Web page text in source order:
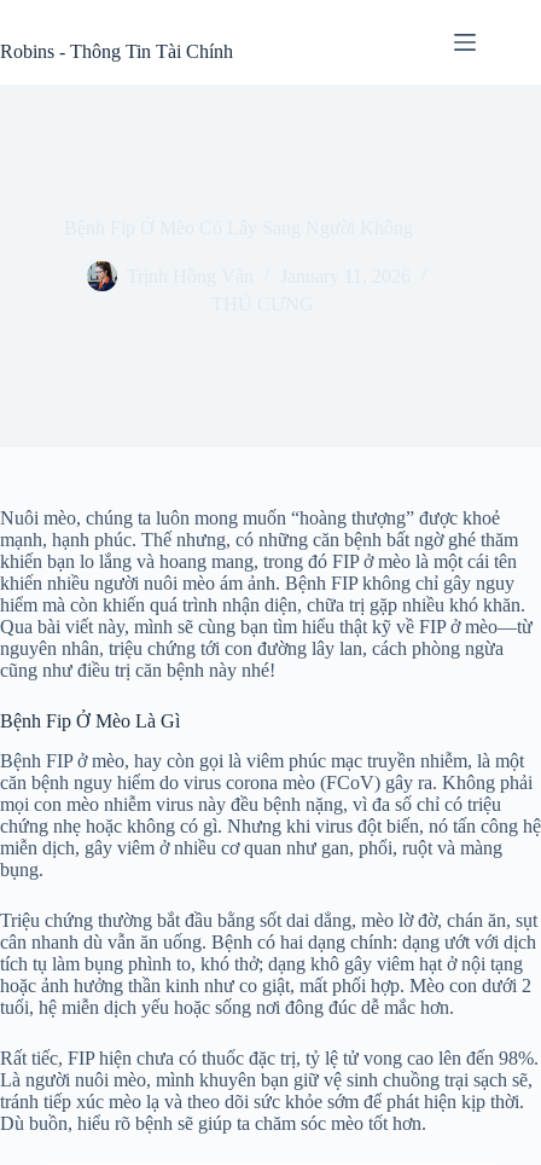
content
Robins - Thông Tin Tài Chính
Nuôi mèo, chúng ta luôn mong muốn “hoàng thượng” được khoẻ
mạnh, hạnh phúc. Thế nhưng, có những căn bệnh bất ngờ ghé thăm
khiến bạn lo lắng và hoang mang, trong đó FIP ở mèo là một cái tên
khiến nhiều người nuôi mèo ám ảnh. Bệnh FIP không chỉ gây nguy
hiểm mà còn khiến quá trình nhận diện, chữa trị gặp nhiều khó khăn.
Qua bài viết này, mình sẽ cùng bạn tìm hiểu thật kỹ về FIP ở mèo—từ
nguyên nhân, triệu chứng tới con đường lây lan, cách phòng ngừa
cũng như điều trị căn bệnh này nhé!
Bệnh Fip Ở Mèo Là Gì
Bệnh FIP ở mèo, hay còn gọi là viêm phúc mạc truyền nhiễm, là một
căn bệnh nguy hiểm do virus corona mèo (FCoV) gây ra. Không phải
mọi con mèo nhiễm virus này đều bệnh nặng, vì đa số chỉ có triệu
chứng nhẹ hoặc không có gì. Nhưng khi virus đột biến, nó tấn công hệ
miễn dịch, gây viêm ở nhiều cơ quan như gan, phổi, ruột và màng
bụng.
Triệu chứng thường bắt đầu bằng sốt dai dẳng, mèo lờ đờ, chán ăn, sụt
cân nhanh dù vẫn ăn uống. Bệnh có hai dạng chính: dạng ướt với dịch
tích tụ làm bụng phình to, khó thở; dạng khô gây viêm hạt ở nội tạng
hoặc ảnh hưởng thần kinh như co giật, mất phối hợp. Mèo con dưới 2
tuổi, hệ miễn dịch yếu hoặc sống nơi đông đúc dễ mắc hơn.
Rất tiếc, FIP hiện chưa có thuốc đặc trị, tỷ lệ tử vong cao lên đến 98%.
Là người nuôi mèo, mình khuyên bạn giữ vệ sinh chuồng trại sạch sẽ,
tránh tiếp xúc mèo lạ và theo dõi sức khỏe sớm để phát hiện kịp thời.
Dù buồn, hiểu rõ bệnh sẽ giúp ta chăm sóc mèo tốt hơn.